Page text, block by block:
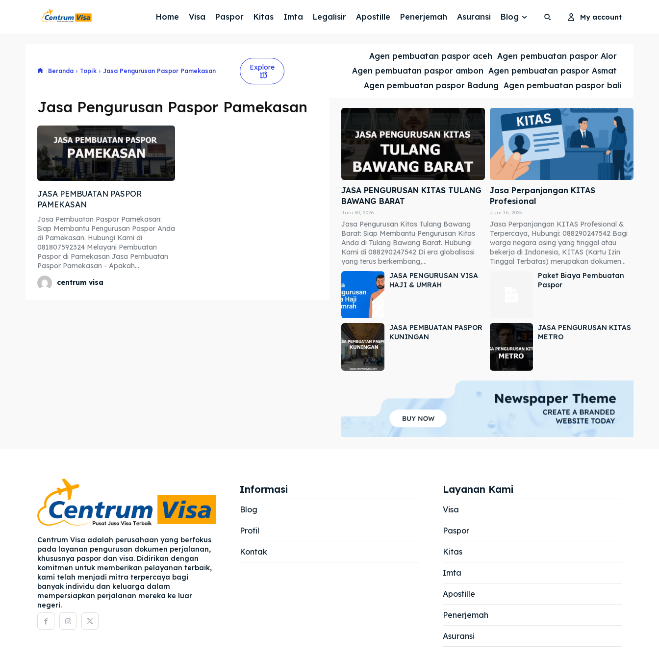
Explore our destinations
Blog
Cari
Explore our destinations
Blog
Cari
Home Visa Paspor Kitas Imta Legalisir Apostille Penerjemah Asuransi Blog My account
Beranda Topik Jasa Pengurusan Paspor Pamekasan Explore
Agen pembuatan paspor aceh Agen pembuatan paspor Alor
Agen pembuatan paspor ambon Agen pembuatan paspor Asmat
Agen pembuatan paspor Badung Agen pembuatan paspor bali
Jasa Pengurusan Paspor Pamekasan
JASA PEMBUATAN PASPOR
PAMEKASAN
Jasa Pembuatan Paspor Pamekasan:
Siap Membantu Pengurusan Paspor Anda
di Pamekasan. Hubungi Kami di
081807592324 Melayani Pembuatan
Paspor di Pamekasan Jasa Pembuatan
Paspor Pamekasan - Apakah...
centrum visa
JASA PENGURUSAN KITAS TULANG
BAWANG BARAT
Juni 30, 2026
Jasa Pengurusan Kitas Tulang Bawang
Barat: Siap Membantu Pengurusan Kitas
Anda di Tulang Bawang Barat. Hubungi
Kami di 088290247542 Di era globalisasi
yang terus berkembang,...
Jasa Perpanjangan KITAS
Profesional
Juni 16, 2025
Jasa Perpanjangan KITAS Profesional &
Terpercaya, Hubungi: 088290247542 Bagi
warga negara asing yang tinggal atau
bekerja di Indonesia, KITAS (Kartu Izin
Tinggal Terbatas) merupakan dokumen...
JASA PENGURUSAN VISA
HAJI & UMRAH
Paket Biaya Pembuatan
Paspor
JASA PEMBUATAN PASPOR
KUNINGAN
JASA PENGURUSAN KITAS
METRO
Centrum Visa adalah perusahaan yang berfokus
pada layanan pengurusan dokumen perjalanan,
khususnya paspor dan visa. Didirikan dengan
komitmen untuk memberikan pelayanan terbaik,
kami telah menjadi mitra terpercaya bagi
banyak individu dan keluarga dalam
mempersiapkan perjalanan mereka ke luar
negeri.
Informasi
Blog
Profil
Kontak
Layanan Kami
Visa
Paspor
Kitas
Imta
Apostille
Penerjemah
Asuransi